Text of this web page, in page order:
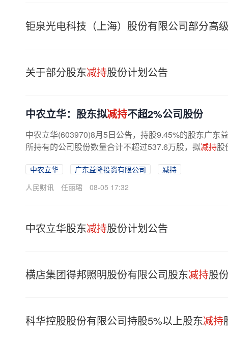
钜泉光电科技（上海）股份有限公司部分高
关于部分股东减持股份计划公告
中农立华：股东拟减持不超2%公司股份
中农立华(603970)8月5日公告，持股9.45%的股东广东
所持有的公司股份数量合计不超过537.6万股，拟减持股
中农立华 广东益隆投资有限公司
减持
人民财讯
任丽珺 08-05 17:32
中农立华股东减持股份计划公告
横店集团得邦照明股份有限公司股东减持股
科华控股股份有限公司持股5%以上股东减持